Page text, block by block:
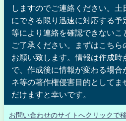
しますのでご連絡ください。
にできる限り迅速に対応する予
等により連絡を確認できないこ
ご了承ください。まずはこち
お願い致します。情報は作成
で、作成後に情報が変わる場合
ネ等の著作権侵害目的としてま
だけますと幸いです。
お問い合わせのサイトへクリックで